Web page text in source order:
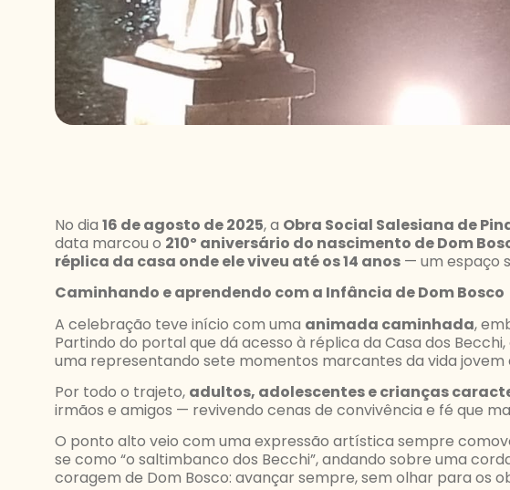
No dia 16 de agosto de 2025, a Obra Social Salesiana de
data marcou o 210º aniversário do nascimento de Dom
réplica da casa onde ele viveu até os 14 anos — um espaço
Caminhando e aprendendo com a Infância de Dom Bosco
A celebração teve início com uma animada caminhada,
Partindo do portal que dá acesso à réplica da Casa dos
uma representando sete momentos marcantes da vida jovem
Por todo o trajeto, adultos, adolescentes e crianças
irmãos e amigos — revivendo cenas de convivência e fé que
O ponto alto veio com uma expressão artística sempre
se como “o saltimbanco dos Becchi”, andando sobre uma
coragem de Dom Bosco: avançar sempre, sem olhar para os